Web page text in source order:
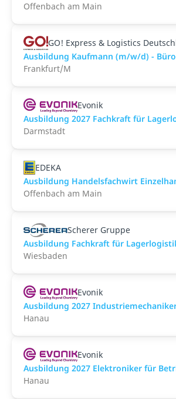
Offenbach am Main
GO! Express & Logistics
Ausbildung Kaufmann (m/w/d) -
Frankfurt/M
Evonik
Ausbildung 2027 Fachkraft für
Darmstadt
EDEKA
Ausbildung Handelsfachwirt
Offenbach am Main
Scherer Gruppe
Ausbildung Fachkraft für
Wiesbaden
Evonik
Ausbildung 2027
Hanau
Evonik
Ausbildung 2027 Elektroniker für
Hanau